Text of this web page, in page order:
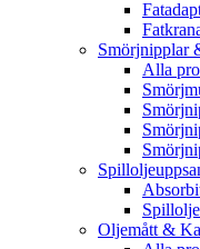
Smörjnipplar
Alla
Oljemått &